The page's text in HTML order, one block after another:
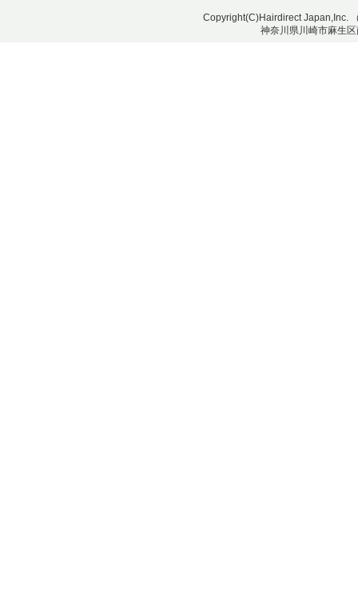
Copyright(C)Hairdirect Japan,Inc.
神奈川県川崎市麻生